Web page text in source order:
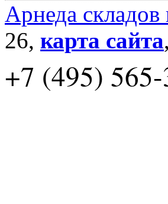
Арнеда складов
26, карта сайта,
+7 (495)